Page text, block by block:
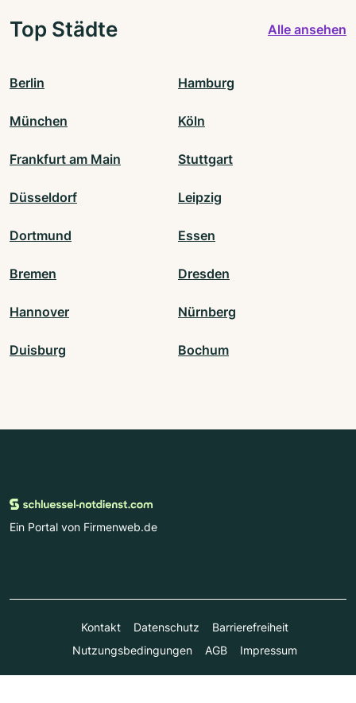
Top Städte Alle ansehen
Berlin Hamburg
München Köln
Frankfurt am Main Stuttgart
Düsseldorf Leipzig
Dortmund Essen
Bremen Dresden
Hannover Nürnberg
Duisburg Bochum
Ein Portal von Firmenweb.de
Kontakt Datenschutz
Barrierefreiheit
Nutzungsbedingungen
AGB Impressum